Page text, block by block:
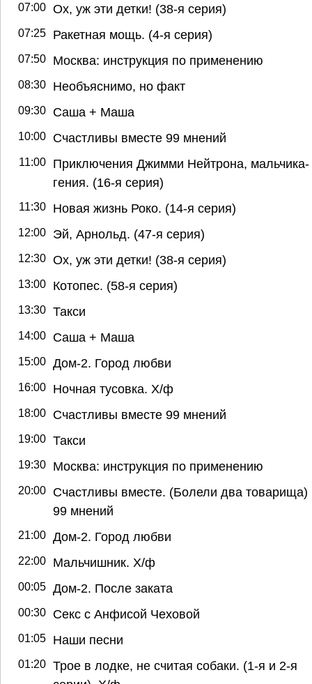
07:00 Ох, уж эти детки! (38-я серия)
07:25 Ракетная мощь. (4-я серия)
07:50 Москва: инструкция по применению
08:30 Необъяснимо, но факт
09:30 Саша + Маша
10:00 Счастливы вместе 99 мнений
11:00
Приключения Джимми Нейтрона, мальчика-
гения. (16-я серия)
11:30 Новая жизнь Роко. (14-я серия)
12:00 Эй, Арнольд. (47-я серия)
12:30 Ох, уж эти детки! (38-я серия)
13:00 Котопес. (58-я серия)
13:30 Такси
14:00 Саша + Маша
15:00 Дом-2. Город любви
16:00 Ночная тусовка. Х/ф
18:00 Счастливы вместе 99 мнений
19:00 Такси
19:30 Москва: инструкция по применению
20:00
Счастливы вместе. (Болели два товарища)
99 мнений
21:00 Дом-2. Город любви
22:00 Мальчишник. Х/ф
00:05 Дом-2. После заката
00:30 Секс с Анфисой Чеховой
01:05 Наши песни
01:20 Трое в лодке, не считая собаки. (1-я и 2-я